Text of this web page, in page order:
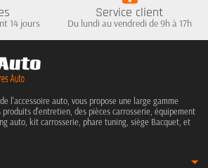
14 jours
Service client
Du lundi au vendredi de 9h à 17h
l'accessoire auto, vous propose une large gamme
d'entretien, des pièces carrosserie, équipement
auto, kit carrosserie, phare tuning, siège Bacquet, et